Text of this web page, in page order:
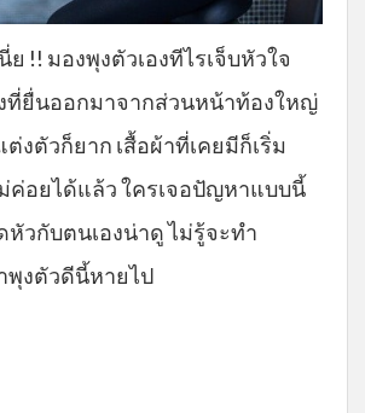
ย !! มองพุงตัวเองทีไรเจ็บหัวใจ
ที่ยื่นออกมาจากส่วนหน้าท้องใหญ่
ต่งตัวก็ยาก เสื้อผ้าที่เคยมีก็เริ่ม
ค่อยได้แล้ว ใครเจอปัญหาแบบนี้
หัวกับตนเองน่าดู ไม่รู้จะทำ
พุงตัวดีนี้หายไป